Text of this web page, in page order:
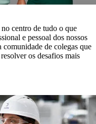
centro de tudo o que
e pessoal dos nossos
comunidade de colegas que
os desafios mais